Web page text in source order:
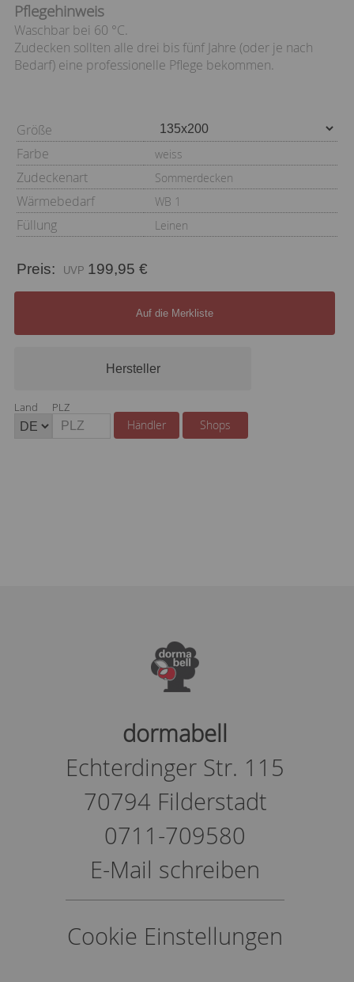
Pflegehinweis
Waschbar bei 60 °C.
Zudecken sollten alle drei bis fünf Jahre (oder je nach
Bedarf) eine professionelle Pflege bekommen.
Größe
Farbe
weiss
Zudeckenart Sommerdecken
Wärmebedarf WB 1
Füllung Leinen
Preis: 199,95 €
Auf die Merkliste
Hersteller
Land PLZ
Händler Shops
dormabell
Echterdinger Str. 115
70794 Filderstadt
0711-709580
E-Mail schreiben
Cookie Einstellungen